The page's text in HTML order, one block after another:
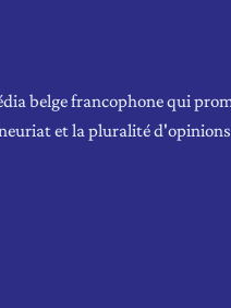
belge francophone qui
et la pluralité